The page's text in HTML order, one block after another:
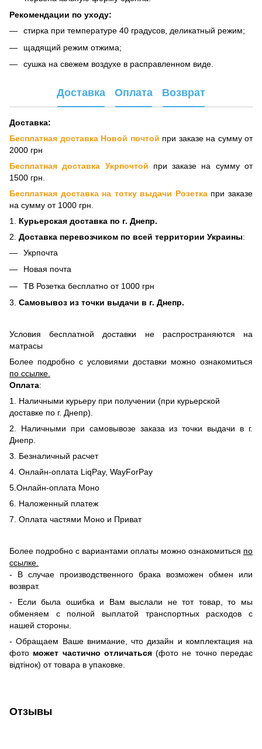
Рекомендации по уходу:
стирка при температуре 40 градусов, деликатный режим;
щадящий режим отжима;
сушка на свежем воздухе в расправленном виде.
Доставка Оплата Возврат
Доставка:
Бесплатная доставка Новой почтой при заказе на сумму от
2000 грн
Бесплатная доставка Укрпочтой
при заказе на сумму от
1500 грн.
Бесплатная доставка на тотку выдачи Розетка при заказе
на сумму от 1000 грн.
1. Курьерская доставка по г. Днепр.
2. Доставка перевозчиком по всей территории Украины:
Укрпочта
Новая почта
ТВ Розетка бесплатно от 1000 грн
3. Самовывоз из точки выдачи в г. Днепр.
Условия бесплатной доставки не распространяются на
матрасы
Более подробно с условиями доставки можно ознакомиться
по ссылке
Оплата:
1. Наличными курьеру при получении (при курьерской
доставке по г. Днепр).
2. Наличными при самовывозе заказа из точки выдачи в г.
Днепр.
3. Безналичный расчет
4. Онлайн-оплата LiqPay, WayForPay
5.Онлайн-оплата Моно
6. Наложенный платеж
7. Оплата частями Моно и Приват
Более подробно с вариантами оплаты можно ознакомиться по
ссылке
- В случае производственного брака возможен обмен или
возврат.
- Если была ошибка и Вам выслали не тот товар, то мы
обменяем c полной выплатой транспортных расходов с
нашей стороны.
- Обращаем Ваше внимание, что дизайн и комплектация на
фото может частично отличаться(фото не точно передає
відтінок) от товара в упаковке.
Отзывы